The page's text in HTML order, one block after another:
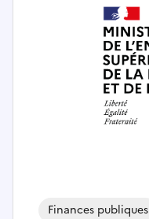
Finances publiques